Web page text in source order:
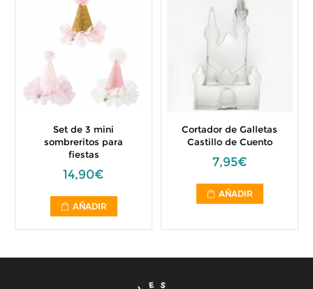
Set de 3 mini
sombreritos para
fiestas
14,90€
AÑADIR
Cortador de Galletas
Castillo de Cuento
7,95€
AÑADIR